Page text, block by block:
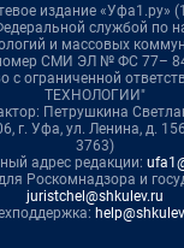
издание «Уфа1.ру»
службой по
и массовых
СМИ ЭЛ № ФС 77–
с ограниченной
ТЕХНОЛОГИИ"
Петрушкина
г. Уфа, ул. Ленина, д.
3763)
адрес редакции:
Роскомнадзора и
juristchel@shkulev.ru